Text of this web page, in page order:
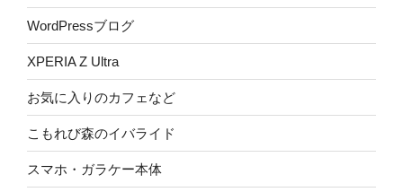
WordPressブログ
XPERIA Z Ultra
お気に入りのカフェなど
こもれび森のイバライド
スマホ・ガラケー本体